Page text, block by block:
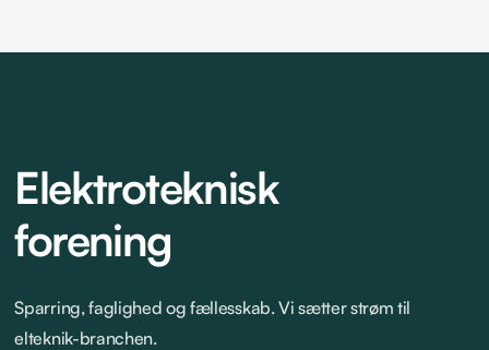
Elektroteknisk
forening
Sparring, faglighed og fællesskab. Vi sætter strøm til
elteknik-branchen.